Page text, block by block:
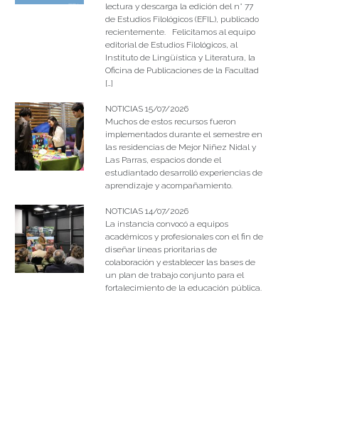
lectura y descarga la edición del n° 77
de Estudios Filológicos (EFIL), publicado
recientemente. Felicitamos al equipo
editorial de Estudios Filológicos, al
Instituto de Lingüística y Literatura, la
Oficina de Publicaciones de la Facultad
[…]
NOTICIAS 15/07/2026
Muchos de estos recursos fueron
implementados durante el semestre en
las residencias de Mejor Niñez Nidal y
Las Parras, espacios donde el
estudiantado desarrolló experiencias de
aprendizaje y acompañamiento.
NOTICIAS 14/07/2026
La instancia convocó a equipos
académicos y profesionales con el fin de
diseñar líneas prioritarias de
colaboración y establecer las bases de
un plan de trabajo conjunto para el
fortalecimiento de la educación pública.